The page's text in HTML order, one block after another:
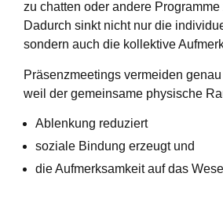
zu chatten oder andere Programme
Dadurch sinkt nicht nur die
sondern auch die kollektive
Präsenzmeetings vermeiden
weil der gemeinsame physische
Ablenkung reduziert
soziale Bindung erzeugt und
die Aufmerksamkeit auf das